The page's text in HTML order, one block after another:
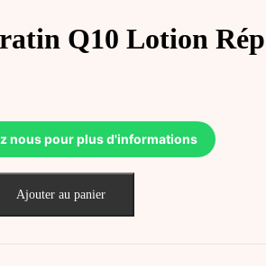
Q10 Lotion
nous pour plus d'informations
Ajouter au panier